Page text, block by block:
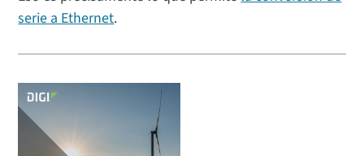
serie a Ethernet.